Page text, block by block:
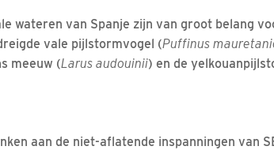
wateren van Spanje zijn van groot belang
vale pijlstormvogel (Puffinus
meeuw (Larus audouinii) en de
aan de niet-aflatende inspanningen van